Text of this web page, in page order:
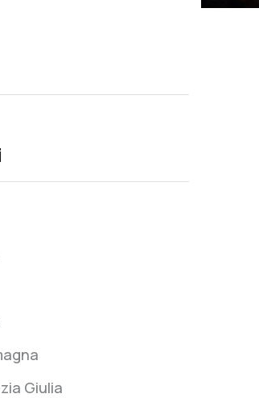
Giulia